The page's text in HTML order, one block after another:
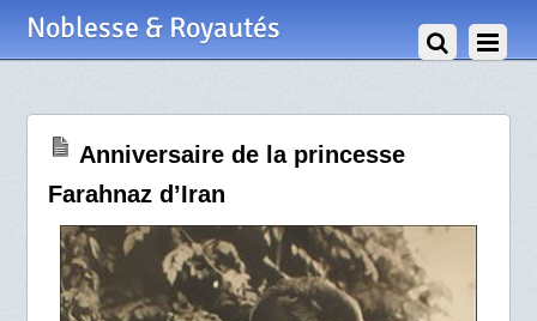
Noblesse & Royautés
Anniversaire de la princesse
Farahnaz d’Iran